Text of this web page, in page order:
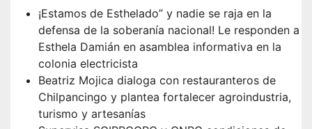
¡Estamos de Esthelado” y nadie se raja en la
defensa de la soberanía nacional! Le responden a
Esthela Damián en asamblea informativa en la
colonia electricista
Beatriz Mojica dialoga con restauranteros de
Chilpancingo y plantea fortalecer agroindustria,
turismo y artesanías